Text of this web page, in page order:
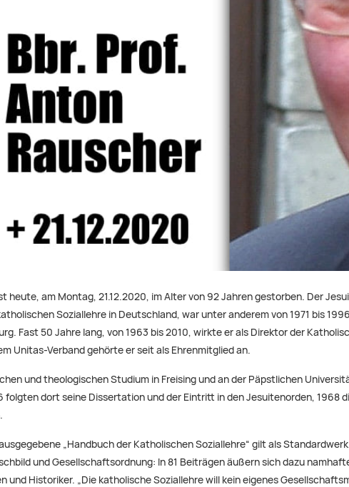
heute, am Montag, 21.12.2020, im Alter von 92 Jahren gestorben. Der
Soziallehre in Deutschland, war unter anderem von 1971 bis
Fast 50 Jahre lang, von 1963 bis 2010, wirkte er als Direktor der
Unitas-Verband gehörte er seit als Ehrenmitglied an.
und theologischen Studium in Freising und an der Päpstlichen
folgten dort seine Dissertation und der Eintritt in den Jesuitenorden, 1968
„Handbuch der Katholischen Soziallehre“ gilt als
und Gesellschaftsordnung: In 81 Beiträgen äußern sich dazu
und Historiker. „Die katholische Soziallehre will kein eigenes